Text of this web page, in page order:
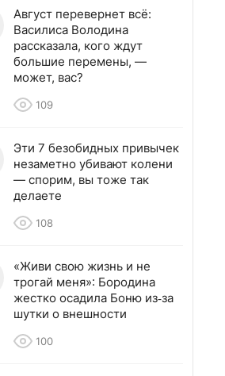
Август перевернет всё:
Василиса Володина
рассказала, кого ждут
большие перемены, —
может, вас?
109
Эти 7 безобидных привычек
незаметно убивают колени
— спорим, вы тоже так
делаете
108
«Живи свою жизнь и не
трогай меня»: Бородина
жестко осадила Боню из‑за
шутки о внешности
100